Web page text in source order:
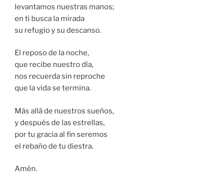
levantamos nuestras manos;
en ti busca la mirada
su refugio y su descanso.
El reposo de la noche,
que recibe nuestro día,
nos recuerda sin reproche
que la vida se termina.
Más allá de nuestros sueños,
y después de las estrellas,
por tu gracia al fin seremos
el rebaño de tu diestra.
Amén.